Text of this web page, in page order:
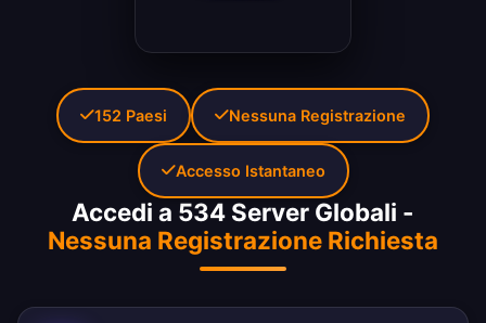
Accedi a 534 Server Globali -
Nessuna Registrazione Richiesta
152 Paesi Nessuna Registrazione
Accesso Istantaneo